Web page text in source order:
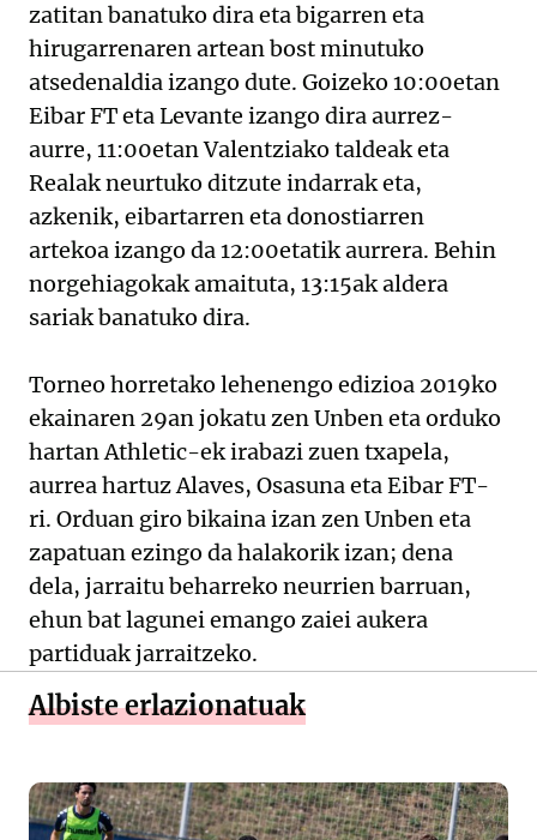
zatitan banatuko dira eta bigarren eta
hirugarrenaren artean bost minutuko
atsedenaldia izango dute. Goizeko 10:00etan
Eibar FT eta Levante izango dira aurrez-
aurre, 11:00etan Valentziako taldeak eta
Realak neurtuko ditzute indarrak eta,
azkenik, eibartarren eta donostiarren
artekoa izango da 12:00etatik aurrera. Behin
norgehiagokak amaituta, 13:15ak aldera
sariak banatuko dira.
Torneo horretako lehenengo edizioa 2019ko
ekainaren 29an jokatu zen Unben eta orduko
hartan Athletic-ek irabazi zuen txapela,
aurrea hartuz Alaves, Osasuna eta Eibar FT-
ri. Orduan giro bikaina izan zen Unben eta
zapatuan ezingo da halakorik izan; dena
dela, jarraitu beharreko neurrien barruan,
ehun bat lagunei emango zaiei aukera
partiduak jarraitzeko.
Albiste erlazionatuak